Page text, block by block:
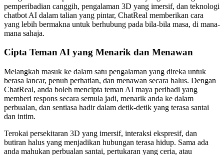
pemperibadian canggih, pengalaman 3D yang imersif, dan teknologi
chatbot AI dalam talian yang pintar, ChatReal memberikan cara
yang lebih bermakna untuk berhubung pada bila-bila masa, di mana-
mana sahaja.
Cipta Teman AI yang Menarik dan Menawan
Melangkah masuk ke dalam satu pengalaman yang direka untuk
berasa lancar, penuh perhatian, dan menawan secara halus. Dengan
ChatReal, anda boleh mencipta teman AI maya peribadi yang
memberi respons secara semula jadi, menarik anda ke dalam
perbualan, dan sentiasa hadir dalam detik-detik yang terasa santai
dan intim.
Terokai persekitaran 3D yang imersif, interaksi ekspresif, dan
butiran halus yang menjadikan hubungan terasa hidup. Sama ada
anda mahukan perbualan santai, pertukaran yang ceria, atau